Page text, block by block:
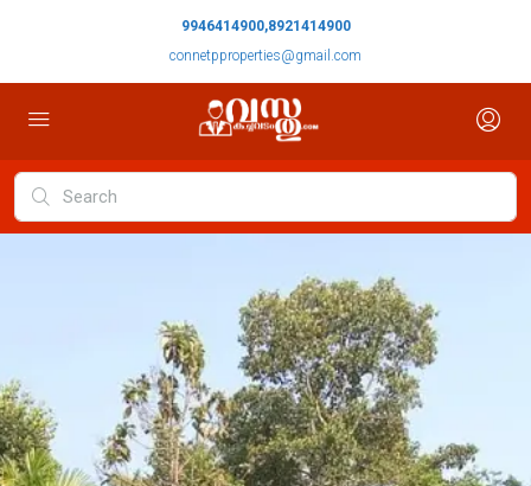
9946414900,8921414900
connetpproperties@gmail.com